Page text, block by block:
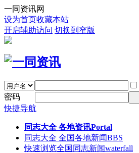
一同资讯网
设为首页收藏本站
开启辅助访问 切换到窄版
密码
快捷导航
同志大全 各地资讯Portal
同志大全 全国各地新闻BBS
快速浏览全国同志新闻waterfall